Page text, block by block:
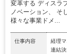
変革する ディスラ
ノベーション、 そ
様々な事業ドメ...
仕事内容
経理
連結